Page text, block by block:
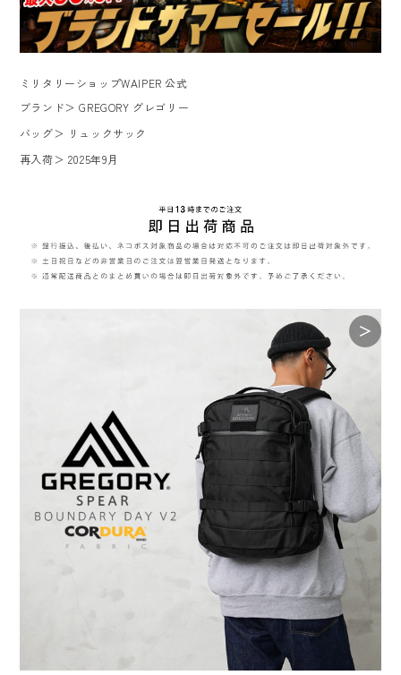
ミリタリーショップWAIPER 公式
ブランド＞GREGORY グレゴリー
バッグ＞ リュックサック
再入荷＞ 2025年9月
＞